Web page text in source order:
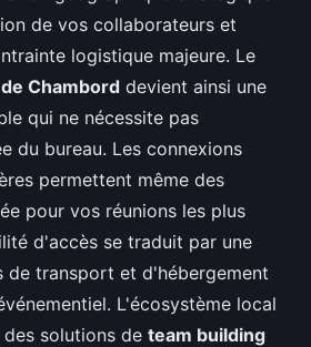
de vos collaborateurs et
logistique majeure. Le
Chambord devient ainsi une
qui ne nécessite pas
du bureau. Les connexions
permettent même des
pour vos réunions les plus
d'accès se traduit par une
de transport et d'hébergement
L'écosystème local
solutions de team building